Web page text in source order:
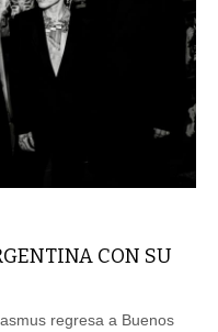
CON SU
regresa a Buenos